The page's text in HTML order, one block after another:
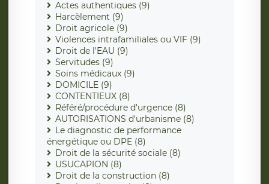
Actes authentiques (9)
Harcèlement (9)
Droit agricole (9)
Violences intrafamiliales ou VIF (9)
Droit de l'EAU (9)
Servitudes (9)
Soins médicaux (9)
DOMICILE (9)
CONTENTIEUX (8)
Référé/procédure d'urgence (8)
AUTORISATIONS d'urbanisme (8)
Le diagnostic de performance
énergétique ou DPE (8)
Droit de la sécurité sociale (8)
USUCAPION (8)
Droit de la construction (8)